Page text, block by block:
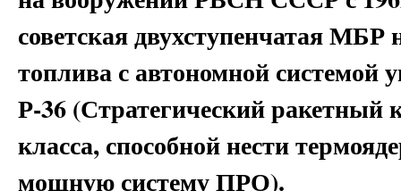
советская двухступенчатая
топлива с автономной системой
Р-36 (Стратегический ракетный
класса, способной нести
мощную систему ПРО).